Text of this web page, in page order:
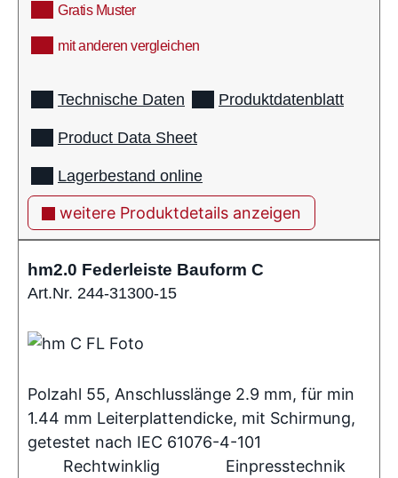
Gratis Muster
mit anderen vergleichen
Technische Daten Produktdatenblatt
Product Data Sheet
Lagerbestand online
weitere Produktdetails anzeigen
hm2.0 Federleiste Bauform C
Art.Nr. 244-31300-15
Polzahl 55, Anschlusslänge 2.9 mm, für min
1.44 mm Leiterplattendicke, mit Schirmung,
getestet nach IEC 61076-4-101
Rechtwinklig
Einpresstechnik